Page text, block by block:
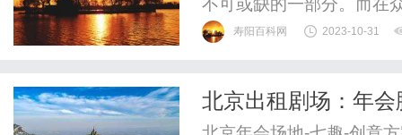
的资源和免费观影的特点
要任何会员费用，让观影
寿阳百科网 2023-10-31
北京出租剧场：年
购、包场喜剧表演